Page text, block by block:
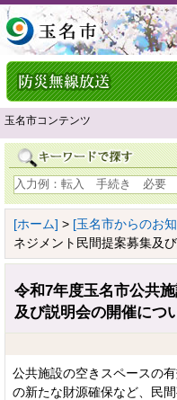
玉名市コンテンツ
[ホーム] > [玉名市からのお
ネジメント民間提案募集及
令和7年度玉名市公共
及び説明会の開催につ
公共施設の空きスペースの
の新たな財源確保など、民